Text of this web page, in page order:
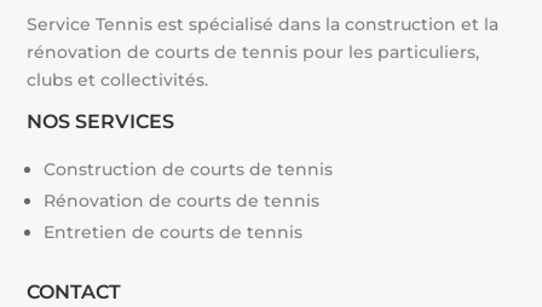
Service Tennis est spécialisé dans la construction et la
rénovation de courts de tennis pour les particuliers,
clubs et collectivités.
NOS SERVICES
Construction de courts de tennis
Rénovation de courts de tennis
Entretien de courts de tennis
CONTACT